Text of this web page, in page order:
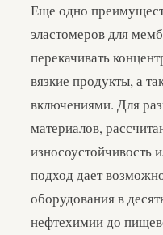
Еще одно
эластомеров для
перекачивать
вязкие продукты, а
включениями. Для
материалов,
износоустойчивость
подход дает
оборудования в
нефтехимии до